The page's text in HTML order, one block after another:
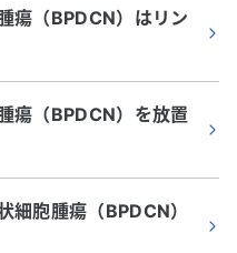
瘍（BPDCN）はリン
瘍（BPDCN）を放置
細胞腫瘍（BPDCN）